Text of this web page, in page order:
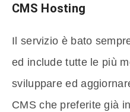
CMS Hosting
Il servizio è bato
ed include tutte le più
sviluppare ed
CMS che preferite già